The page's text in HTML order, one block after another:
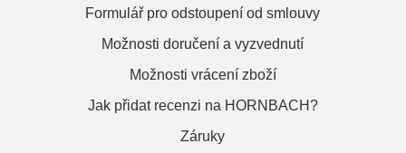
Formulář pro odstoupení od smlouvy
Možnosti doručení a vyzvednutí
Možnosti vrácení zboží
Jak přidat recenzi na HORNBACH?
Záruky